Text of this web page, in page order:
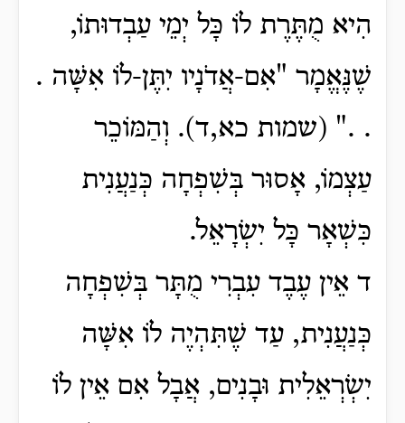
הִיא מֻתֶּרֶת לוֹ כָּל יְמֵי עַבְדוּתוֹ,
שֶׁנֶּאֱמָר "אִם-אֲדֹנָיו יִתֶּן-לוֹ אִשָּׁה .
. ." (שמות כא,ד). וְהַמּוֹכֵר
עַצְמוֹ, אָסוּר בְּשִׁפְחָה כְּנַעֲנִית
כִּשְׁאָר כָּל יִשְׂרָאֵל.
ד אֵין עֶבֶד עִבְרִי מֻתָּר בְּשִׁפְחָה
כְּנַעֲנִית, עַד שֶׁתִּהְיֶה לוֹ אִשָּׁה
יִשְׂרְאֵלִית וּבָנִים, אֲבָל אִם אֵין לוֹ